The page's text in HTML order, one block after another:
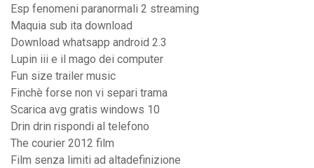
Esp fenomeni paranormali 2 streaming
Maquia sub ita download
Download whatsapp android 2.3
Lupin iii e il mago dei computer
Fun size trailer music
Finchè forse non vi separi trama
Scarica avg gratis windows 10
Drin drin rispondi al telefono
The courier 2012 film
Film senza limiti ad altadefinizione